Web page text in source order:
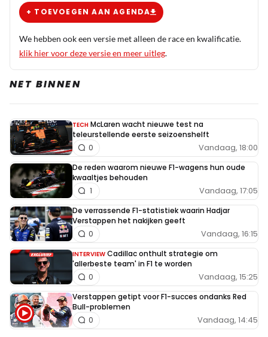
14 juni 2024 16:17
@Martin mortel: bij statistieken zijn de
uitgangspunten altijd gelijk. Als je het
winstpercentage uitrekent op basis van
gewonnen races in de afgelopen 3 seizoenen, dus
75 races, dan is de uitkomst altijd voor iedereen
gelijk. Mocht je een winstpercentage uitrekenen
over iemand gehele carrière, dan kan dit wel
over het aantal races dat je deel hebt genomen.
Maar in dit geval werd er een uitgangspunt van
75 races genomen. Als dan gezegd wordt dat
Max er 50 heeft gewonnen, wat een percent is
van 66,67%, dan geldt die rekensom voor
iedereen. Dus ricciardo had in deze statistiek
ook gewoon 1,33% moeten hebben.
Dennis Schoenmakers
14 juni 2024 11:55
Helder, dank allen 🙂
BKO
+ TOEVOEGEN AAN AGENDA
We hebben ook een versie met alleen de race en kwalificatie.
klik hier voor deze versie en meer uitleg.
NET BINNEN
TECH McLaren wacht nieuwe test na
teleurstellende eerste seizoenshelft
Vandaag, 18:00
0
De reden waarom nieuwe F1-wagens hun oude
kwaaltjes behouden
Vandaag, 17:05
1
De verrassende F1-statistiek waarin Hadjar
Verstappen het nakijken geeft
Vandaag, 16:15
0
INTERVIEW Cadillac onthult strategie om
'allerbeste team' in F1 te worden
Vandaag, 15:25
0
Verstappen getipt voor F1-succes ondanks Red
Bull-problemen
Vandaag, 14:45
0